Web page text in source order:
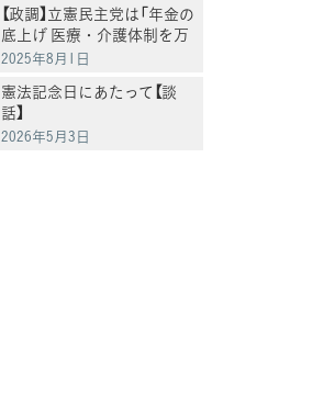
【政調】立憲民主党は「年金の
底上げ 医療・介護体制を万
全にする」
2025年8月1日
憲法記念日にあたって【談
話】
2026年5月3日